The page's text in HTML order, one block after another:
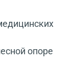
опоре